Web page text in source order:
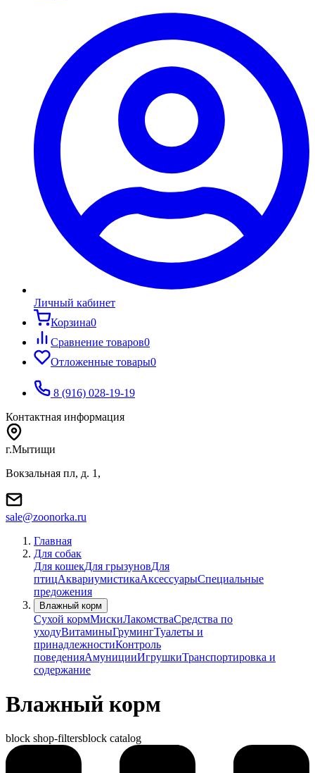
Личный кабинет
Корзина0
Сравнение товаров0
Отложенные товары0
8 (916) 028-19-19
Контактная информация
г.Мытищи
Вокзальная пл, д. 1,
sale@zoonorka.ru
Главная
Для собак
Для кошекДля грызуновДля
птицАквариумистикаАксессуарыСпециальные
предожения
Влажный корм
Сухой кормМискиЛакомстваСредства по
уходуВитаминыГрумингТуалеты и
принадлежностиКонтроль
поведенияАмуницииИгрушкиТранспортировка и
содержание
Влажный корм
block shop-filtersblock catalog